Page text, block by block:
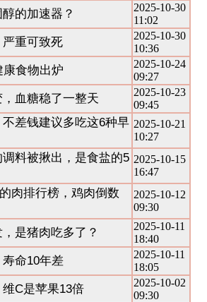
的加速器？
2025-10-30
11:02
重可致死
2025-10-30
10:36
食物出炉
2025-10-24
09:27
血糖稳了一整天
2025-10-23
09:45
差钱建议多吃这6种早 2025-10-21
10:27
料被揪出，是食盐的5 2025-10-15
16:47
肉排行榜，鸡肉倒数
2025-10-12
09:30
是猪肉吃多了？
2025-10-11
18:40
命10年差
2025-10-11
18:05
C是苹果13倍
2025-10-02
09:30